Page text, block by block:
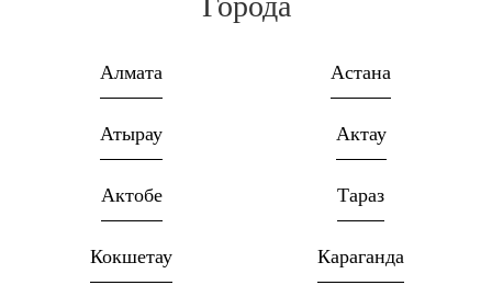
Алмата
Атырау
Актобе
Кокшетау
Астана
Актау
Тараз
Караганда